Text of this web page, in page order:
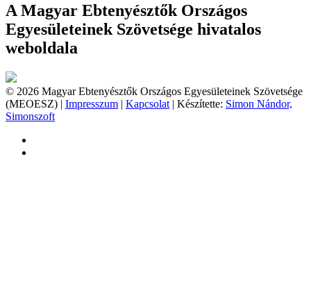
A Magyar Ebtenyésztők Országos
Egyesületeinek Szövetsége hivatalos
weboldala
© 2026 Magyar Ebtenyésztők Országos Egyesületeinek Szövetsége
(MEOESZ) | Impresszum | Kapcsolat | Készítette: Simon Nándor,
Simonszoft